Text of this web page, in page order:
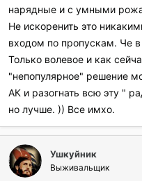
нарядные и с умными
Не искоренить это
входом по пропускам. Че
Только волевое и как
"непопулярное" решение
АК и разогнать всю эту "
но лучше. )) Все имхо.
Ушкуйник
Выживальщик